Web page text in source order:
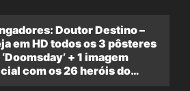
Doutor Destino –
em HD todos os 3 pôsteres
+ 1 imagem
com os 26 heróis do